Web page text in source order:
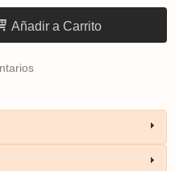
Añadir a Carrito